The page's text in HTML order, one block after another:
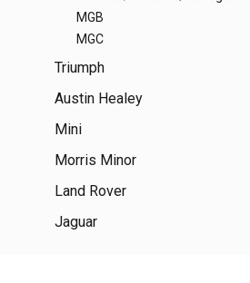
MGB
MGC
Triumph
Austin Healey
Mini
Morris Minor
Land Rover
Jaguar